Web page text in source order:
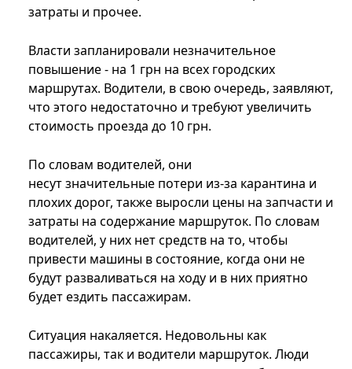
затраты и прочее.
Власти запланировали незначительное
повышение - на 1 грн на всех городских
маршрутах. Водители, в свою очередь, заявляют,
что этого недостаточно и требуют увеличить
стоимость проезда до 10 грн.
По словам водителей, они
несут значительные потери из-за карантина и
плохих дорог, также выросли цены на запчасти и
затраты на содержание маршруток. По словам
водителей, у них нет средств на то, чтобы
привести машины в состояние, когда они не
будут разваливаться на ходу и в них приятно
будет ездить пассажирам.
Ситуация накаляется. Недовольны как
пассажиры, так и водители маршруток. Люди